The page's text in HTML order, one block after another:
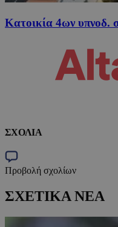
Κατοικία 4ων υπνοδ.
ΣΧΟΛΙΑ
Προβολή σχολίων
ΣΧΕΤΙΚΑ ΝΕΑ